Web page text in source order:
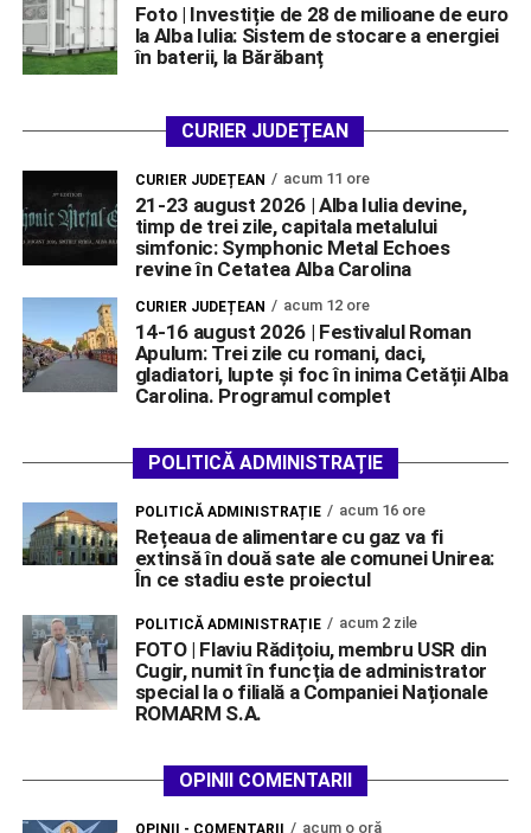
Foto | Investiție de 28 de milioane de euro
la Alba Iulia: Sistem de stocare a energiei
în baterii, la Bărăbanț
CURIER JUDEȚEAN
CURIER JUDEȚEAN acum 11 ore
21-23 august 2026 | Alba Iulia devine,
timp de trei zile, capitala metalului
simfonic: Symphonic Metal Echoes
revine în Cetatea Alba Carolina
CURIER JUDEȚEAN acum 12 ore
14-16 august 2026 | Festivalul Roman
Apulum: Trei zile cu romani, daci,
gladiatori, lupte și foc în inima Cetății Alba
Carolina. Programul complet
POLITICĂ ADMINISTRAȚIE
POLITICĂ ADMINISTRAȚIE acum 16 ore
Rețeaua de alimentare cu gaz va fi
extinsă în două sate ale comunei Unirea:
În ce stadiu este proiectul
POLITICĂ ADMINISTRAȚIE acum 2 zile
FOTO | Flaviu Rădițoiu, membru USR din
Cugir, numit în funcția de administrator
special la o filială a Companiei Naționale
ROMARM S.A.
OPINII COMENTARII
OPINII - COMENTARII acum o oră